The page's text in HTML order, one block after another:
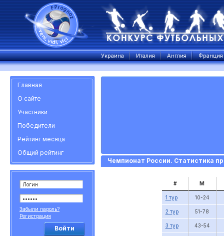
Украина Италия Англия Франция
Главная
О сайте
Участники
Победители
Рейтинг месяца
Общий рейтинг
Забыли пароль?
Регистрация
Войти
Чемпионат России. Статистика
# М
1 тур 10-24
2 тур 51-78
3 тур 43-54